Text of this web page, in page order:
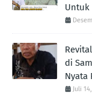
Untuk
di
Nyata
Juli